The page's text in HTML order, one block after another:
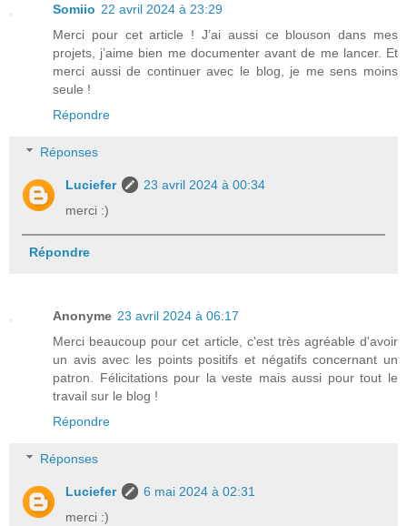
Somiio 22 avril 2024 à 23:29
Merci pour cet article ! J’ai aussi ce blouson dans mes
projets, j’aime bien me documenter avant de me lancer. Et
merci aussi de continuer avec le blog, je me sens moins
seule !
Répondre
Réponses
Luciefer
23 avril 2024 à 00:34
merci :)
Répondre
Anonyme 23 avril 2024 à 06:17
Merci beaucoup pour cet article, c'est très agréable d'avoir
un avis avec les points positifs et négatifs concernant un
patron. Félicitations pour la veste mais aussi pour tout le
travail sur le blog !
Répondre
Réponses
Luciefer
6 mai 2024 à 02:31
merci :)